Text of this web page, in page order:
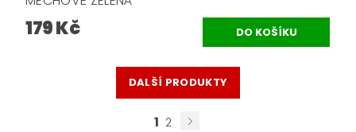
179 Kč
DALŠÍ PRODUKTY
1 2